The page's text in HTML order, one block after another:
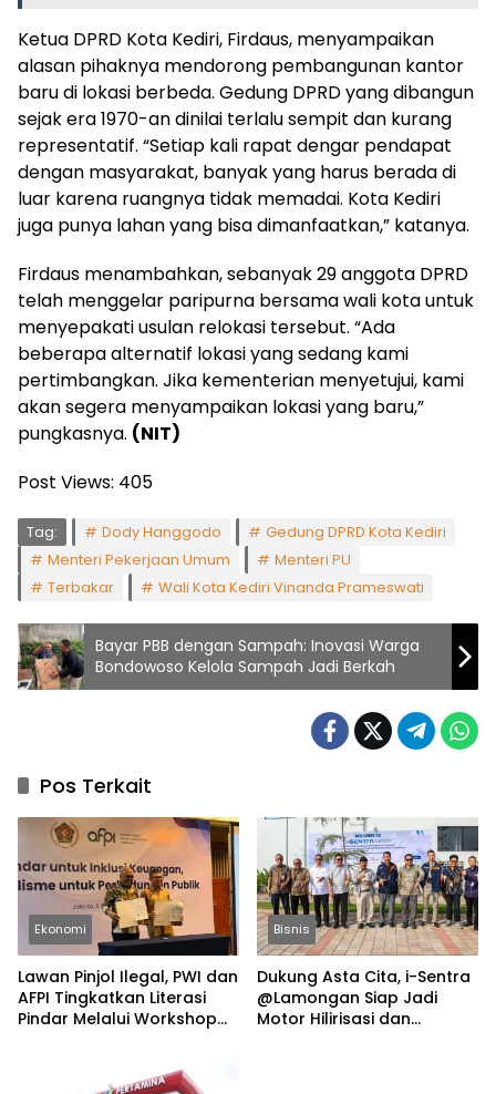
Ketua DPRD Kota Kediri, Firdaus, menyampaikan
alasan pihaknya mendorong pembangunan kantor
baru di lokasi berbeda. Gedung DPRD yang dibangun
sejak era 1970-an dinilai terlalu sempit dan kurang
representatif. “Setiap kali rapat dengar pendapat
dengan masyarakat, banyak yang harus berada di
luar karena ruangnya tidak memadai. Kota Kediri
juga punya lahan yang bisa dimanfaatkan,” katanya.
Firdaus menambahkan, sebanyak 29 anggota DPRD
telah menggelar paripurna bersama wali kota untuk
menyepakati usulan relokasi tersebut. “Ada
beberapa alternatif lokasi yang sedang kami
pertimbangkan. Jika kementerian menyetujui, kami
akan segera menyampaikan lokasi yang baru,”
pungkasnya. (NIT)
Post Views: 405
Tag: Dody Hanggodo
Gedung DPRD Kota Kediri
Menteri Pekerjaan Umum
Menteri PU
Terbakar
Wali Kota Kediri Vinanda Prameswati
Bayar PBB dengan Sampah: Inovasi Warga
Bondowoso Kelola Sampah Jadi Berkah
Pos Terkait
Ekonomi
Lawan Pinjol Ilegal, PWI dan
AFPI Tingkatkan Literasi
Pindar Melalui Workshop
Bisnis
Dukung Asta Cita, i-Sentra
@Lamongan Siap Jadi
Motor Hilirisasi dan